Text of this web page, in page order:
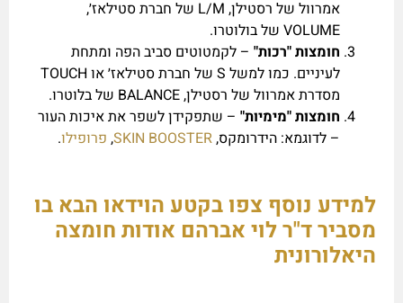
אמרוול של רסטילן, L/M של חברת סטילאז׳,
VOLUME של בולוטרו.
חומצות "רכות" – לקמטוטים סביב הפה ומתחת
לעיניים. כמו למשל S של חברת סטילאז׳ או TOUCH
מסדרת אמרוול של רסטילן, BALANCE של בלוטרו.
חומצות "מימיות" – שתפקידן לשפר את איכות העור
– לדוגמא: הידרומקס,SKIN BOOSTER
, פרופילו.
למידע נוסף צפו בקטע הוידאו הבא בו
מסביר ד"ר לוי אברהם אודות חומצה
היאלורונית